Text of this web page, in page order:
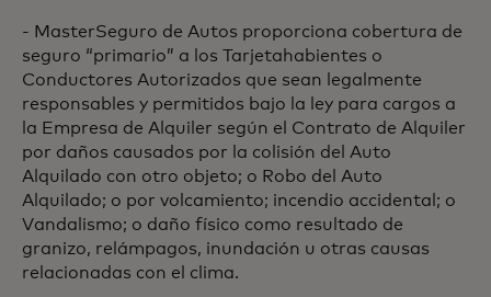
- MasterSeguro de Autos proporciona cobertura de
seguro “primario” a los Tarjetahabientes o
Conductores Autorizados que sean legalmente
responsables y permitidos bajo la ley para cargos a
la Empresa de Alquiler según el Contrato de Alquiler
por daños causados por la colisión del Auto
Alquilado con otro objeto; o Robo del Auto
Alquilado; o por volcamiento; incendio accidental; o
Vandalismo; o daño físico como resultado de
granizo, relámpagos, inundación u otras causas
relacionadas con el clima.